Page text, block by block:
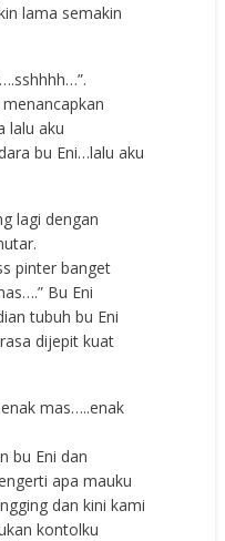
lama semakin
lalu aku
bu Eni…lalu aku
lagi dengan
pinter banget
Bu Eni
tubuh bu Eni
dijepit kuat
mas…..enak
bu Eni dan
apa mauku
dan kini kami
kontolku